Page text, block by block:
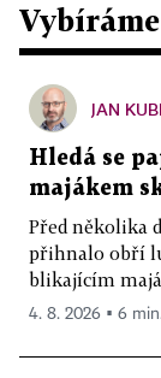
JAN
Hledá se
majákem
Před několika
přihnalo obří
blikajícím
4. 8. 2026 ▪ 6